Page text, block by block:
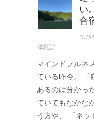
い
合
2018
体験記
マインドフルネ
ている昨今。 「
あるのは分かっ
ていてもなかな
う方や、 「ネッ